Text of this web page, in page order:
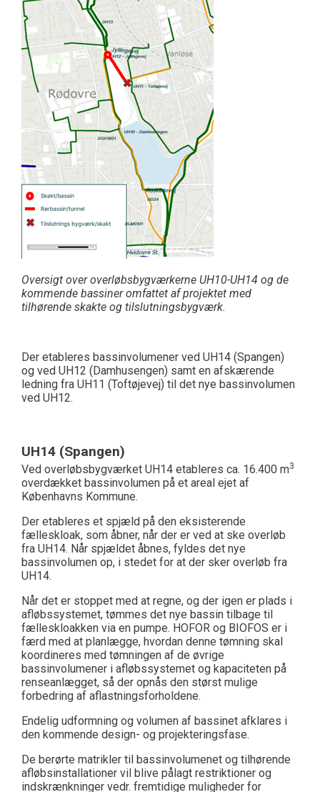
Oversigt over overløbsbygværkerne UH10-UH14 og de
kommende bassiner omfattet af projektet med
tilhørende skakte og tilslutningsbygværk.
Der etableres bassinvolumener ved UH14 (Spangen)
og ved UH12 (Damhusengen) samt en afskærende
ledning fra UH11 (Toftøjevej) til det nye bassinvolumen
ved UH12.
UH14 (Spangen)
Ved overløbsbygværket UH14 etableres ca. 16.400 m3
overdækket bassinvolumen på et areal ejet af
Københavns Kommune.
Der etableres et spjæld på den eksisterende
fælleskloak, som åbner, når der er ved at ske overløb
fra UH14. Når spjældet åbnes, fyldes det nye
bassinvolumen op, i stedet for at der sker overløb fra
UH14.
Når det er stoppet med at regne, og der igen er plads i
afløbssystemet, tømmes det nye bassin tilbage til
fælleskloakken via en pumpe. HOFOR og BIOFOS er i
færd med at planlægge, hvordan denne tømning skal
koordineres med tømningen af de øvrige
bassinvolumener i afløbssystemet og kapaciteten på
renseanlægget, så der opnås den størst mulige
forbedring af aflastningsforholdene.
Endelig udformning og volumen af bassinet afklares i
den kommende design- og projekteringsfase.
De berørte matrikler til bassinvolumenet og tilhørende
afløbsinstallationer vil blive pålagt restriktioner og
indskrænkninger vedr. fremtidige muligheder for